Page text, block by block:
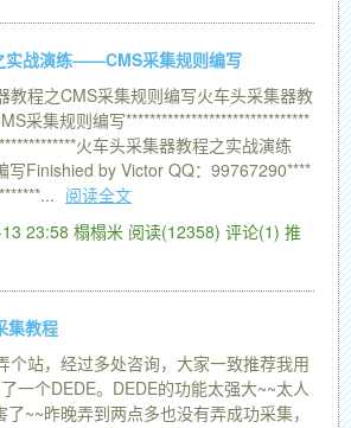
实战演练——CMS采集规则编写
教程之CMS采集规则编写火车头采集器教
采集规则编写*******************************
火车头采集器教程之实战演练
Finishied by Victor QQ：99767290****
阅读全文
23:58 榻榻米 阅读(12358) 评论(1) 推
集教程
个站，经过多处咨询，大家一致推荐我用
一个DEDE。DEDE的功能太强大~~太人
~~昨晚弄到两点多也没有弄成功采集，